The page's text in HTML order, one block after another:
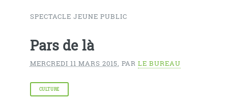
SPECTACLE JEUNE PUBLIC
Pars de là
MERCREDI 11 MARS 2015, PAR LE BUREAU
CULTURE